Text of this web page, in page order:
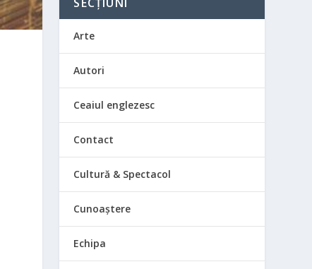
Arte
Autori
Ceaiul englezesc
Contact
Cultură & Spectacol
Cunoaștere
Echipa